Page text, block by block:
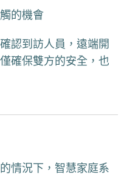
的機會
認到訪人員，遠端開
確保雙方的安全，也
情況下，智慧家庭系